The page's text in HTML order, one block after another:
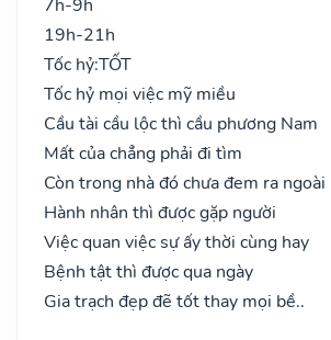
7h-9h
19h-21h
Tốc hỷ:TỐT
Tốc hỷ mọi việc mỹ miều
Cầu tài cầu lộc thì cầu phương Nam
Mất của chẳng phải đi tìm
Còn trong nhà đó chưa đem ra ngoài
Hành nhân thì được gặp người
Việc quan việc sự ấy thời cùng hay
Bệnh tật thì được qua ngày
Gia trạch đẹp đẽ tốt thay mọi bề..